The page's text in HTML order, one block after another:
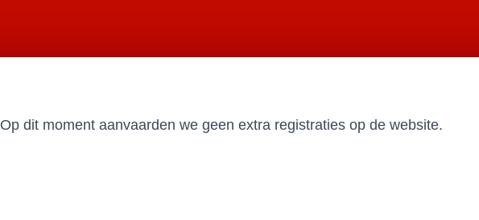
Op dit moment aanvaarden we geen extra registraties op de website.